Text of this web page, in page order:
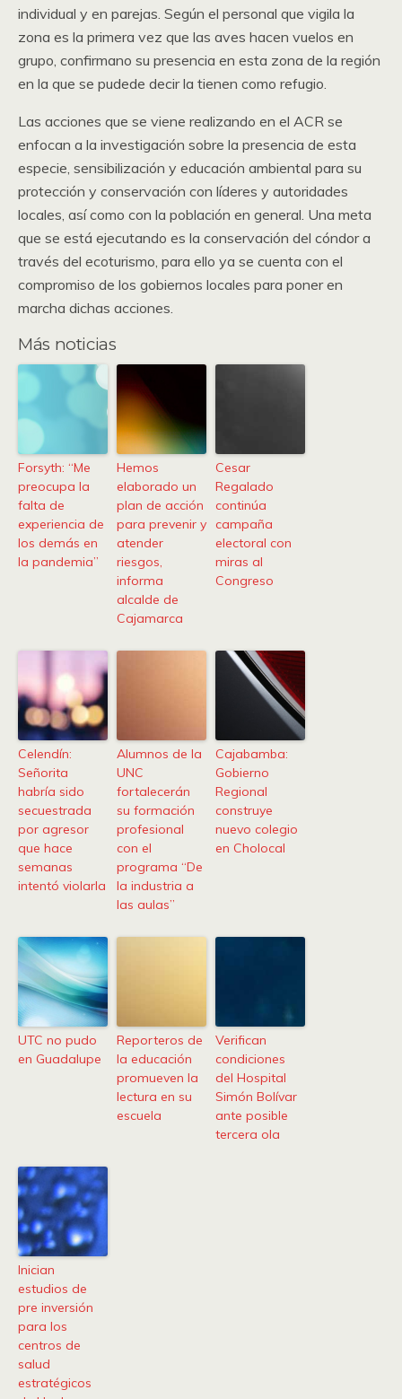
individual y en parejas. Según el personal que vigila la
zona es la primera vez que las aves hacen vuelos en
grupo, confirmano su presencia en esta zona de la región
en la que se pudede decir la tienen como refugio.
Las acciones que se viene realizando en el ACR se
enfocan a la investigación sobre la presencia de esta
especie, sensibilización y educación ambiental para su
protección y conservación con líderes y autoridades
locales, así como con la población en general. Una meta
que se está ejecutando es la conservación del cóndor a
través del ecoturismo, para ello ya se cuenta con el
compromiso de los gobiernos locales para poner en
marcha dichas acciones.
Más noticias
Forsyth: “Me
preocupa la
falta de
experiencia de
los demás en
la pandemia”
Hemos
elaborado un
plan de acción
para prevenir y
atender
riesgos,
informa
alcalde de
Cajamarca
Cesar
Regalado
continúa
campaña
electoral con
miras al
Congreso
Celendín:
Señorita
habría sido
secuestrada
por agresor
que hace
semanas
intentó violarla
Alumnos de la
UNC
fortalecerán
su formación
profesional
con el
programa “De
la industria a
las aulas”
Cajabamba:
Gobierno
Regional
construye
nuevo colegio
en Cholocal
UTC no pudo
en Guadalupe
Reporteros de
la educación
promueven la
lectura en su
escuela
Verifican
condiciones
del Hospital
Simón Bolívar
ante posible
tercera ola
Inician
estudios de
pre inversión
para los
centros de
salud
estratégicos